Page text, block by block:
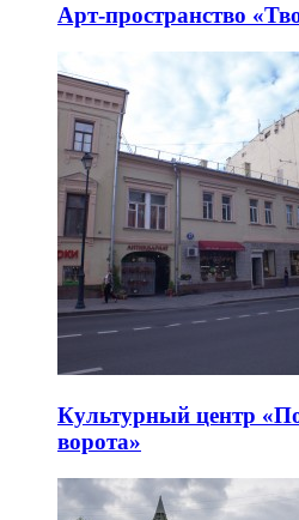
Арт-пространство
Культурный центр
ворота»